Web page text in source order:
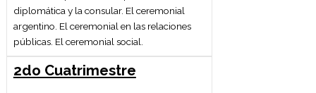
1er
Cuatrimestre
2do